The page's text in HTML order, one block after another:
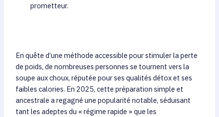
prometteur.
En quête d’une méthode accessible pour stimuler la perte
de poids, de nombreuses personnes se tournent vers la
soupe aux choux, réputée pour ses qualités détox et ses
faibles calories. En 2025, cette préparation simple et
ancestrale a regagné une popularité notable, séduisant
tant les adeptes du « régime rapide » que les